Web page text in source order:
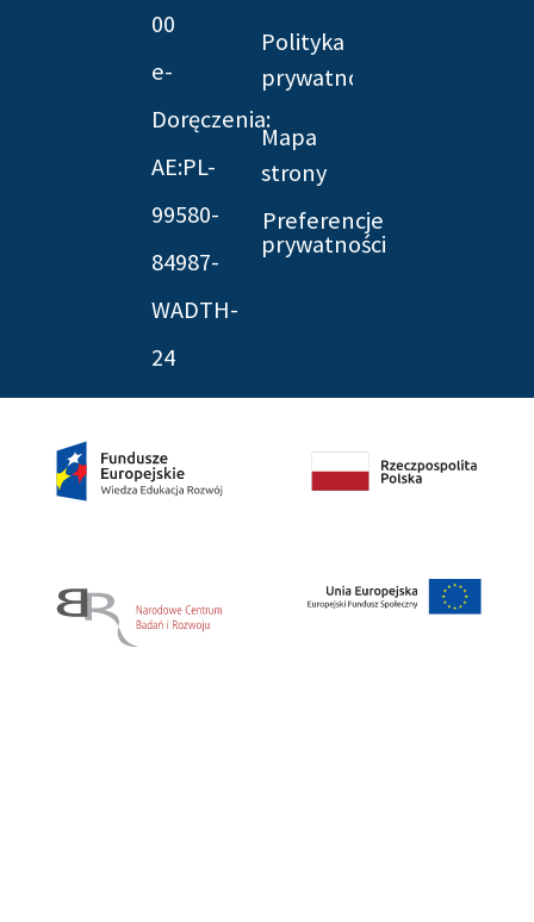
00
e-
Doręczenia:
AE:PL-
99580-
84987-
WADTH-
24
Polityka
prywatności
Mapa
strony
Preferencje
prywatności